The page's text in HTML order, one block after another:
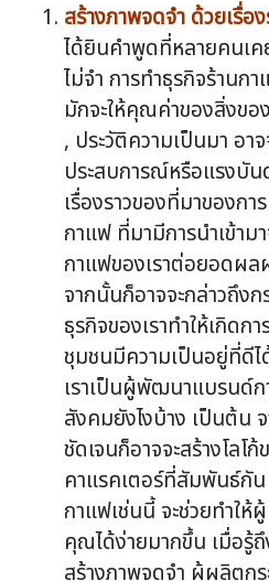
สร้างภาพจดจำ ด้วยเรื่อ
ได้ยินคำพูดที่หลายคนเค
ไม่จำ การทำธุรกิจร้านก
มักจะให้คุณค่าของสิ่งขอ
, ประวัติความเป็นมา อาจ
ประสบการณ์หรือแรงบัน
เรื่องราวของที่มาของก
กาแฟ ที่มามีการนำเข้าม
กาแฟของเราต่อยอดผ
จากนั้นก็อาจจะกล่าวถึง
ธุรกิจของเราทำให้เกิดก
ชุมชนมีความเป็นอยู่ที่ดีไ
เราเป็นผู้พัฒนาแบรนด์
สังคมยังไงบ้าง เป็นต้น
ชัดเจนก็อาจจะสร้างโลโ
คาแรคเตอร์ที่สัมพันธ์กัน
กาแฟเช่นนี้ จะช่วยทำใ
คุณได้ง่ายมากขึ้น เมื่อรู้
สร้างภาพจดจำ ผู้ผลิตกร